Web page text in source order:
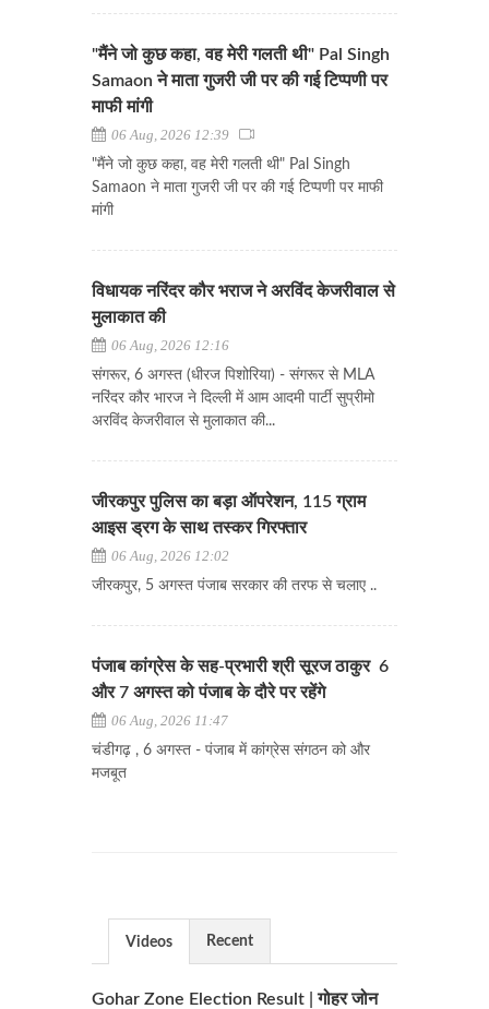
"मैंने जो कुछ कहा, वह मेरी गलती थी" Pal Singh
Samaon ने माता गुजरी जी पर की गई टिप्पणी पर
माफी मांगी
06 Aug, 2026 12:39
"मैंने जो कुछ कहा, वह मेरी गलती थी" Pal Singh
Samaon ने माता गुजरी जी पर की गई टिप्पणी पर माफी
मांगी
विधायक नरिंदर कौर भराज ने अरविंद केजरीवाल से
मुलाकात की
06 Aug, 2026 12:16
संगरूर, 6 अगस्त (धीरज पिशोरिया) - संगरूर से MLA
नरिंदर कौर भारज ने दिल्ली में आम आदमी पार्टी सुप्रीमो
अरविंद केजरीवाल से मुलाकात की...
जीरकपुर पुलिस का बड़ा ऑपरेशन, 115 ग्राम
आइस ड्रग के साथ तस्कर गिरफ्तार
06 Aug, 2026 12:02
जीरकपुर, 5 अगस्त पंजाब सरकार की तरफ से चलाए ..
पंजाब कांग्रेस के सह-प्रभारी श्री सूरज ठाकुर 6
और 7 अगस्त को पंजाब के दौरे पर रहेंगे
06 Aug, 2026 11:47
चंडीगढ़ , 6 अगस्त - पंजाब में कांग्रेस संगठन को और
मजबूत
Videos Recent
Gohar Zone Election Result | गोहर जोन